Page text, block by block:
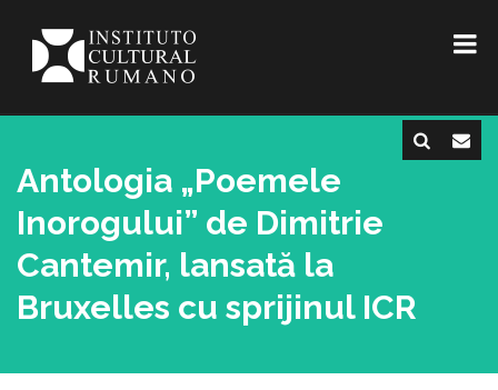
Antologia „Poemele
Inorogului” de Dimitrie
Cantemir, lansată la
Bruxelles cu sprijinul ICR